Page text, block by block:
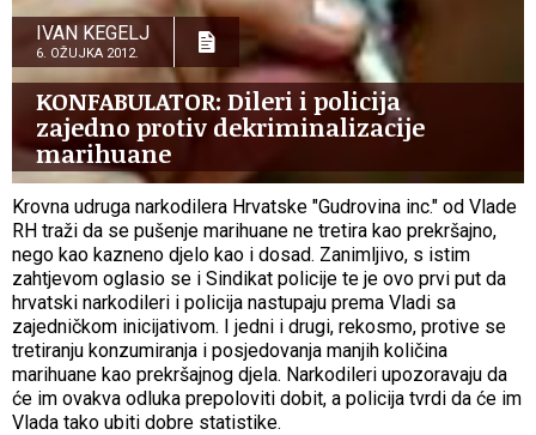
IVAN KEGELJ
6. OŽUJKA 2012.
KONFABULATOR: Dileri i policija
zajedno protiv dekriminalizacije
marihuane
Krovna udruga narkodilera Hrvatske "Gudrovina inc." od Vlade
RH traži da se pušenje marihuane ne tretira kao prekršajno,
nego kao kazneno djelo kao i dosad. Zanimljivo, s istim
zahtjevom oglasio se i Sindikat policije te je ovo prvi put da
hrvatski narkodileri i policija nastupaju prema Vladi sa
zajedničkom inicijativom. I jedni i drugi, rekosmo, protive se
tretiranju konzumiranja i posjedovanja manjih količina
marihuane kao prekršajnog djela. Narkodileri upozoravaju da
će im ovakva odluka prepoloviti dobit, a policija tvrdi da će im
Vlada tako ubiti dobre statistike.